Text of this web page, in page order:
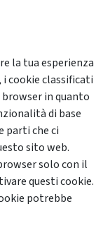
la tua esperienza
i cookie classificati
in quanto
di base
parti che ci
sito web.
solo con il
questi cookie.
potrebbe